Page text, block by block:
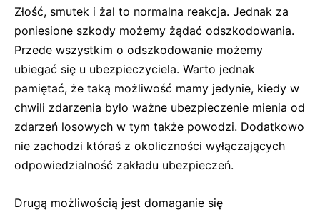
Złość, smutek i żal to normalna reakcja. Jednak za
poniesione szkody możemy żądać odszkodowania.
Przede wszystkim o odszkodowanie możemy
ubiegać się u ubezpieczyciela. Warto jednak
pamiętać, że taką możliwość mamy jedynie, kiedy w
chwili zdarzenia było ważne ubezpieczenie mienia od
zdarzeń losowych w tym także powodzi. Dodatkowo
nie zachodzi któraś z okoliczności wyłączających
odpowiedzialność zakładu ubezpieczeń.
Drugą możliwością jest domaganie się